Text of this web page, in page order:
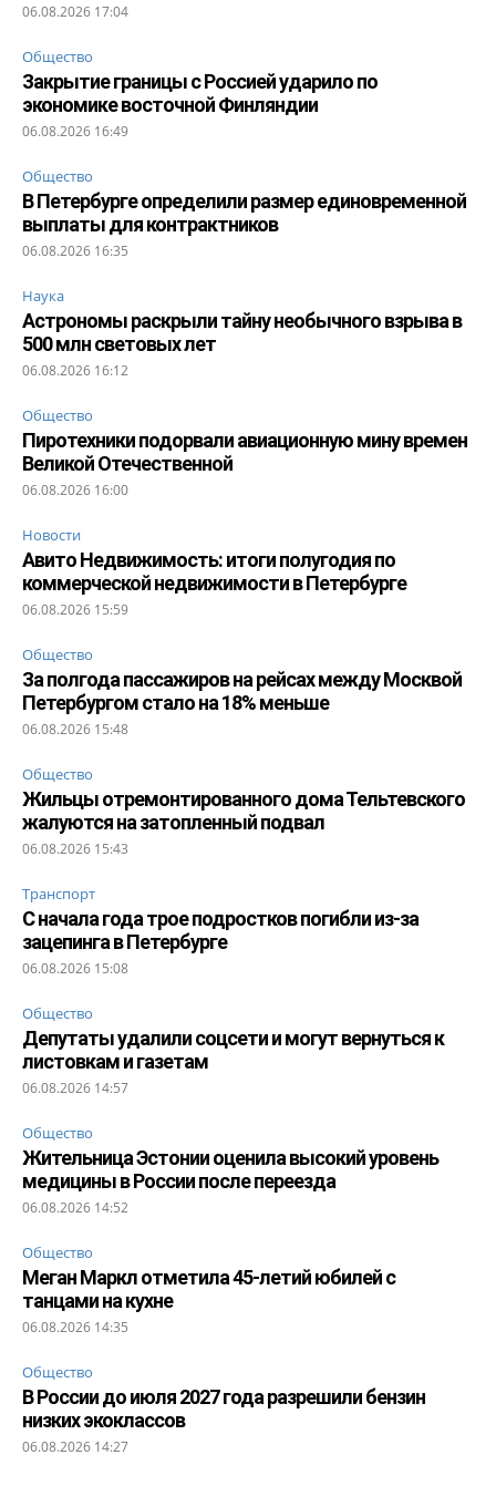
06.08.2026 17:04
Общество
Закрытие границы с Россией ударило по
экономике восточной Финляндии
06.08.2026 16:49
Общество
В Петербурге определили размер единовременной
выплаты для контрактников
06.08.2026 16:35
Наука
Астрономы раскрыли тайну необычного взрыва в
500 млн световых лет
06.08.2026 16:12
Общество
Пиротехники подорвали авиационную мину времен
Великой Отечественной
06.08.2026 16:00
Новости
Авито Недвижимость: итоги полугодия по
коммерческой недвижимости в Петербурге
06.08.2026 15:59
Общество
За полгода пассажиров на рейсах между Москвой
Петербургом стало на 18% меньше
06.08.2026 15:48
Общество
Жильцы отремонтированного дома Тельтевского
жалуются на затопленный подвал
06.08.2026 15:43
Транспорт
С начала года трое подростков погибли из-за
зацепинга в Петербурге
06.08.2026 15:08
Общество
Депутаты удалили соцсети и могут вернуться к
листовкам и газетам
06.08.2026 14:57
Общество
Жительница Эстонии оценила высокий уровень
медицины в России после переезда
06.08.2026 14:52
Общество
Меган Маркл отметила 45-летий юбилей с
танцами на кухне
06.08.2026 14:35
Общество
В России до июля 2027 года разрешили бензин
низких экоклассов
06.08.2026 14:27